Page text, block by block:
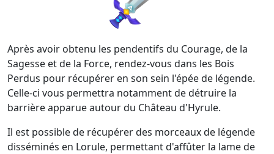
Après avoir obtenu les pendentifs du Courage, de la
Sagesse et de la Force, rendez-vous dans les Bois
Perdus pour récupérer en son sein l'épée de légende.
Celle-ci vous permettra notamment de détruire la
barrière apparue autour du Château d'Hyrule.
Il est possible de récupérer des morceaux de légende
disséminés en Lorule, permettant d'affûter la lame de